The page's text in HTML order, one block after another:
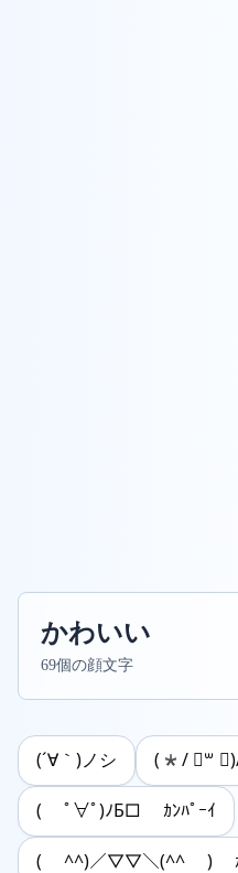
かわいい
69個の顔文字
(´∀｀)ノシ (*/ ॑꒳
( ﾟ∀ﾟ)ﾉБ□ ｶﾝﾊﾟｰｲ
( ^^)／▽▽＼(^^ ) ｶ